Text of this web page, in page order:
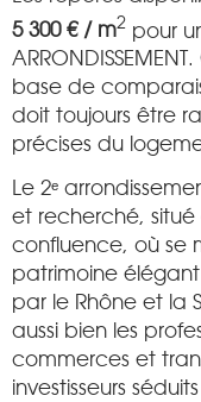
5 300 € / m2 pour
base de
doit toujours être
précises du
Le 2ᵉ
et recherché,
confluence, où se
patrimoine
par le Rhône et la
aussi bien les
commerces et
investisseurs